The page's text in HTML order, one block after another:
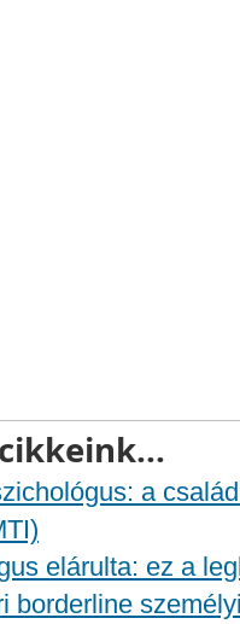
a
elárulta: ez a
borderline